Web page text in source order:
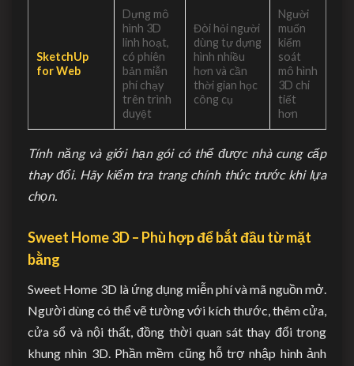
SketchUp
for Web
Dựng mô
hình 3D
linh hoạt,
có phiên
bản miễn
phí chạy
trên trình
duyệt
Đòi hỏi người
dùng tự dựng
hình nhiều
hơn và cần
thời gian học
công cụ
Người
muốn
kiểm
soát
mô hình
3D chi
tiết
hơn
Tính năng và giới hạn gói có thể được nhà cung cấp
thay đổi. Hãy kiểm tra trang chính thức trước khi lựa
chọn.
Sweet Home 3D – Phù hợp để bắt đầu từ mặt
bằng
Sweet Home 3D là ứng dụng miễn phí và mã nguồn mở.
Người dùng có thể vẽ tường với kích thước, thêm cửa,
cửa sổ và nội thất, đồng thời quan sát thay đổi trong
khung nhìn 3D. Phần mềm cũng hỗ trợ nhập hình ảnh